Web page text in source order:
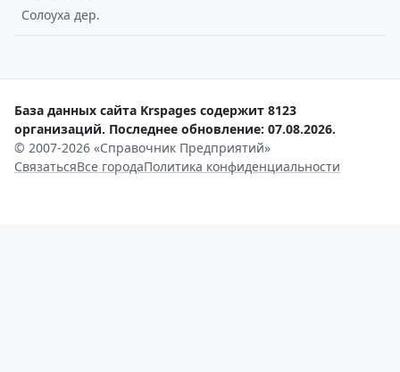
Солоуха дер.
База данных сайта Krspages содержит 8123
организаций. Последнее обновление: 07.08.2026.
© 2007-2026 «Справочник Предприятий»
СвязатьсяВсе городаПолитика конфиденциальности